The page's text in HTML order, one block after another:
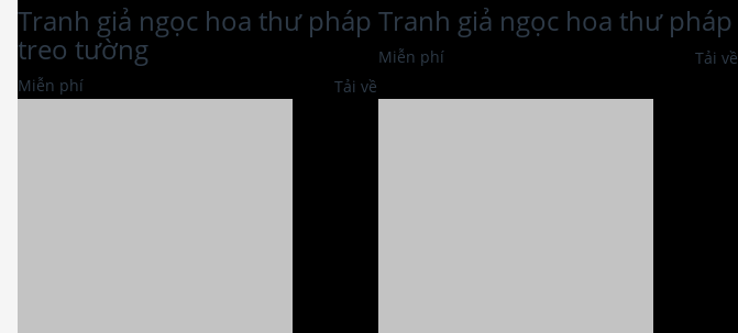
Tranh giả ngọc hoa thư pháp
treo tường
Miễn phí Tải về
Tranh giả ngọc hoa thư pháp
Miễn phí Tải về